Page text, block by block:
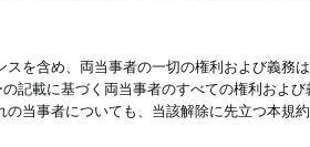
を含め、両当事者の一切の権利および義務
載に基づく両当事者のすべての権利およ
当事者についても、当該解除に先立つ本規